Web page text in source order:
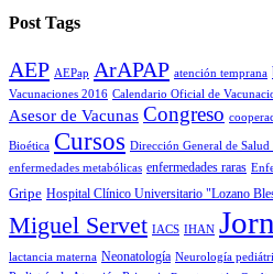
Post Tags
AEP AEPap ArAPAP atención temprana
Vacunaciones 2016 Calendario Oficial de
Asesor de Vacunas Congreso
Bioética Cursos Dirección General de Salud
enfermedades metabólicas enfermedades raras
Gripe Hospital Clínico Universitario "Lozano
Miguel Servet IACS IHAN
lactancia materna Neonatología Neurología